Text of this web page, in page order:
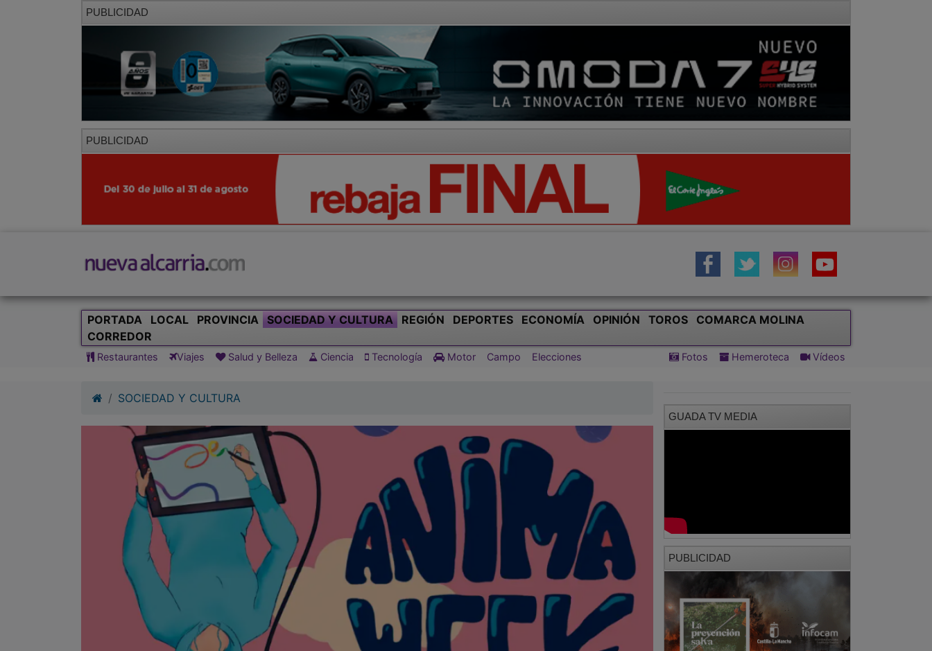
PUBLICIDAD
PUBLICIDAD
PORTADA LOCAL PROVINCIA SOCIEDAD Y CULTURA REGIÓN DEPORTES ECONOMÍA OPINIÓN TOROS
COMARCA MOLINA
CORREDOR
Restaurantes Viajes Salud y Belleza Ciencia Tecnología Motor Campo Elecciones Fotos Hemeroteca Vídeos
SOCIEDAD Y CULTURA
GUADA TV MEDIA
PUBLICIDAD